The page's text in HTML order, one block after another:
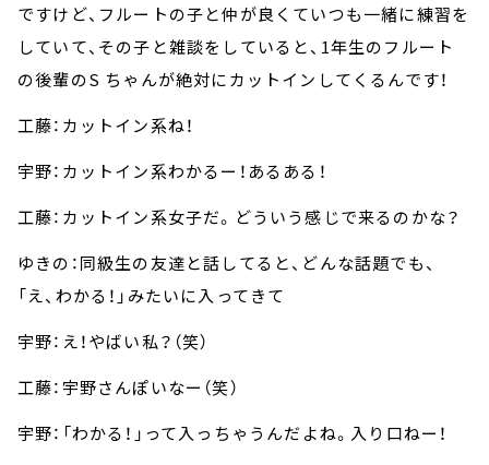
ですけど、フルートの子と仲が良くていつも一緒に練習を
していて、その子と雑談をしていると、1年生のフルート
の後輩のS ちゃんが絶対にカットインしてくるんです！
工藤：カットイン系ね！
宇野：カットイン系わかるー！あるある！
工藤：カットイン系女子だ。どういう感じで来るのかな？
ゆきの：同級生の友達と話してると、どんな話題でも、
「え、わかる！」みたいに入ってきて
宇野：え！やばい私？（笑）
工藤：宇野さんぽいなー（笑）
宇野：「わかる！」って入っちゃうんだよね。入り口ねー！